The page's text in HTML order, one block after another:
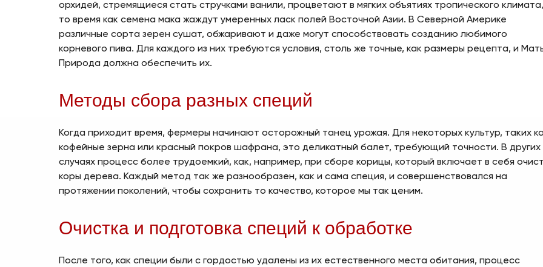
орхидей, стремящиеся стать стручками ванили, процветают в мягких объятиях тропического
то время как семена мака жаждут умеренных ласк полей Восточной Азии. В Северной Америке
различные сорта зерен сушат, обжаривают и даже могут способствовать созданию любимого
корневого пива. Для каждого из них требуются условия, столь же точные, как размеры рецепта, и
Природа должна обеспечить их.
Методы сбора разных специй
Когда приходит время, фермеры начинают осторожный танец урожая. Для некоторых культур, таких
кофейные зерна или красный покров шафрана, это деликатный балет, требующий точности. В других
случаях процесс более трудоемкий, как, например, при сборе корицы, который включает в себя
коры дерева. Каждый метод так же разнообразен, как и сама специя, и совершенствовался на
протяжении поколений, чтобы сохранить то качество, которое мы так ценим.
Очистка и подготовка специй к обработке
После того, как специи были с гордостью удалены из их естественного места обитания, процесс